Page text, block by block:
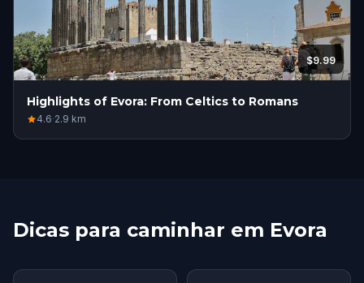
$9.99
Highlights of Evora: From Celtics to Romans
4.6·2.9 km
Dicas para caminhar em Evora